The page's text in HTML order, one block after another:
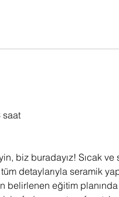
saat
biz buradayız! Sıcak ve
detaylarıyla seramik
eğitim planında